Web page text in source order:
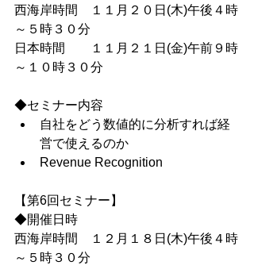
西海岸時間　１１月２０日(木)午後４時
～５時３０分
日本時間　　１１月２１日(金)午前９時
～１０時３０分
◆セミナー内容
自社をどう数値的に分析すれば経
営で使えるのか
Revenue Recognition
【第6回セミナー】
◆開催日時
西海岸時間　１２月１８日(木)午後４時
～５時３０分